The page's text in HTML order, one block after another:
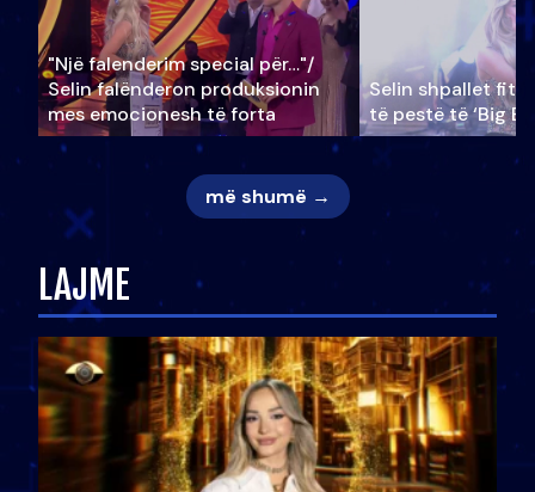
"Një falenderim special për…"/
Selin falënderon produksionin
mes emocionesh të forta
Selin shpallet
të pestë të ‘Big
më shumë →
LAJME